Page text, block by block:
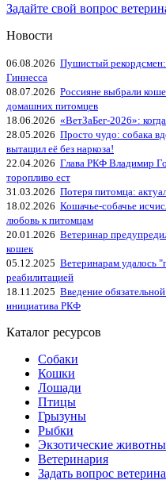
Задайте свой вопрос
Новости
06.08.2026 Пушистый
Гиннесса
08.07.2026 Россияне выбрали
домашних питомцев
18.06.2026 «ВетЗаБег‑2026»:
28.05.2026 Просто чудо: собака
вытащил её без наркоза!
22.04.2026 Глава РКФ Владимир
торопливо ест
31.03.2026 Потеря питомца:
18.02.2026 Кошачье-собачье
любовь к питомцам
20.01.2026 Ветеринар
кошек
05.12.2025 Ветеринарам удалось
реабилитацией
18.11.2025 Введение
инициатива РКФ
Каталог ресурсов
Собаки
Кошки
Лошади
Птицы
Грызуны
Рыбки
Экзотические
Ветеринария
Задать вопрос